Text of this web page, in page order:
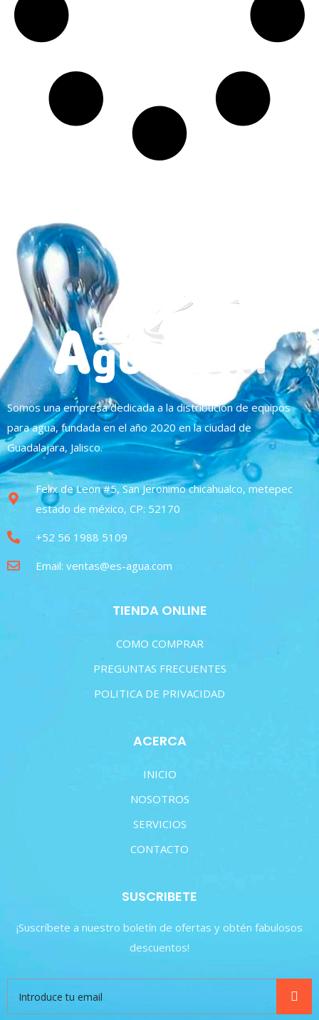
Somos una empresa dedicada a la distribución de equipos
para agua, fundada en el año 2020 en la ciudad de
Guadalajara, Jalisco.
Felix de Leon #5, San Jeronimo chicahualco, metepec
estado de méxico, CP: 52170
+52 56 1988 5109
Email: ventas@es-agua.com
TIENDA ONLINE
COMO COMPRAR
PREGUNTAS FRECUENTES
POLITICA DE PRIVACIDAD
ACERCA
INICIO
NOSOTROS
SERVICIOS
CONTACTO
SUSCRIBETE
¡Suscríbete a nuestro boletín de ofertas y obtén fabulosos
descuentos!